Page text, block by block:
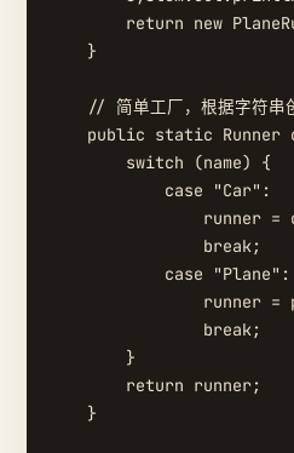
return new
    }
// 简单工厂，根据字符串
public static Runner
        switch (name) {
            case "Car":
runner =
                break;
            case "Plane":
runner =
                break;
        }
        return runner;
    }